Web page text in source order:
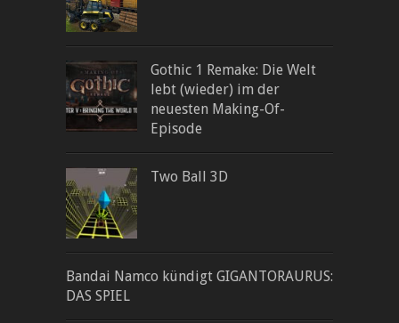
Gothic 1 Remake: Die Welt
lebt (wieder) im der
neuesten Making-Of-
Episode
Two Ball 3D
Bandai Namco kündigt GIGANTORAURUS:
DAS SPIEL